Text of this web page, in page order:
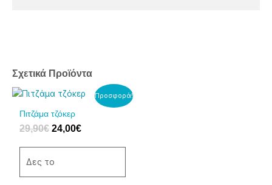
Σχετικά Προϊόντα
Προσφορά!
Πιτζάμα τζόκερ
29,90€
Original
was:
29,90€.
24,00€
Η
τρέχουσα
είναι:
Δες το
Αυτό
προϊόν
έχει
πολλαπλές
παραλλαγές.